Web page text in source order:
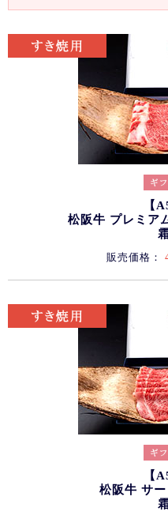
【
松阪牛 プレミア
販売価格：
【
松阪牛 サ